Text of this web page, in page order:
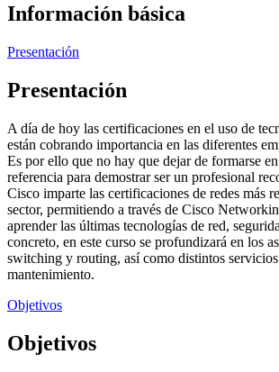
Información básica
Presentación
Presentación
A día de hoy las certificaciones en el uso de
están cobrando importancia en las diferentes
Es por ello que no hay que dejar de formarse
referencia para demostrar ser un profesional
Cisco imparte las certificaciones de redes más
sector, permitiendo a través de Cisco
aprender las últimas tecnologías de red,
concreto, en este curso se profundizará en los
switching y routing, así como distintos
mantenimiento.
Objetivos
Objetivos